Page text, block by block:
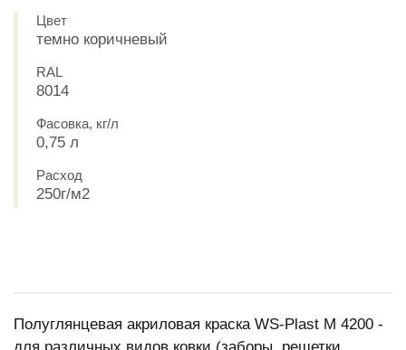
Цвет
темно коричневый
RAL
8014
Фасовка, кг/л
0,75 л
Расход
250г/м2
Полуглянцевая акриловая краска WS-Plast M 4200 -
для различных видов ковки (заборы, решетки,